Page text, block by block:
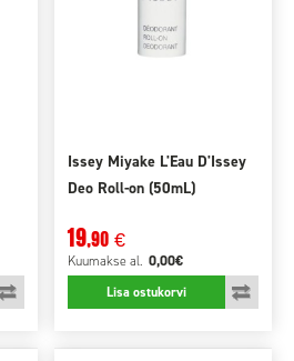
Issey Miyake L'Eau D'Issey
Deo Roll-on (50mL)
19,90 €
Kuumakse al. 0,00€
Lisa ostukorvi